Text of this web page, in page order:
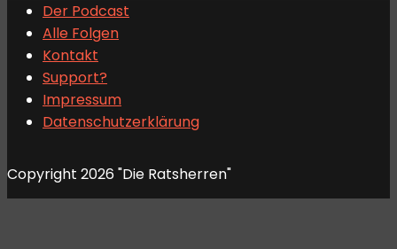
Der Podcast
Alle Folgen
Kontakt
Support?
Impressum
Datenschutzerklärung
Copyright 2026 "Die Ratsherren"